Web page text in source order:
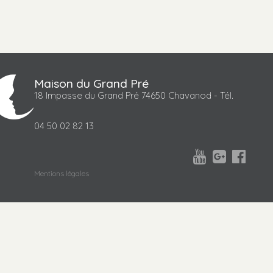
Maison du Grand Pré
18 Impasse du Grand Pré 74650 Chavanod - Tél.
04 50 02 82 13



Mentions légales